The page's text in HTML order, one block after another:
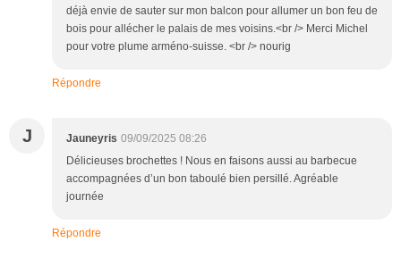
déjà envie de sauter sur mon balcon pour allumer un bon feu de
bois pour allécher le palais de mes voisins.<br /> Merci Michel
pour votre plume arméno-suisse. <br /> nourig
Répondre
J Jauneyris 09/09/2025 08:26
Délicieuses brochettes ! Nous en faisons aussi au barbecue
accompagnées d’un bon taboulé bien persillé. Agréable
journée
Répondre